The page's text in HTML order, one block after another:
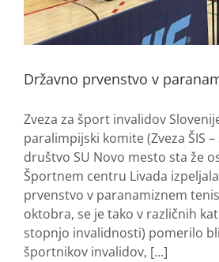
Državno prvenstvo v
Zveza za šport invalidov
paralimpijski komite (Zveza ŠIS
društvo SU Novo mesto sta že
Športnem centru Livada
prvenstvo v paranamiznem
oktobra, se je tako v različnih
stopnjo invalidnosti) pomerilo
športnikov invalidov, [...]